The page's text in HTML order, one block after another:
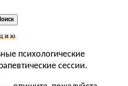
психологические
сессии.